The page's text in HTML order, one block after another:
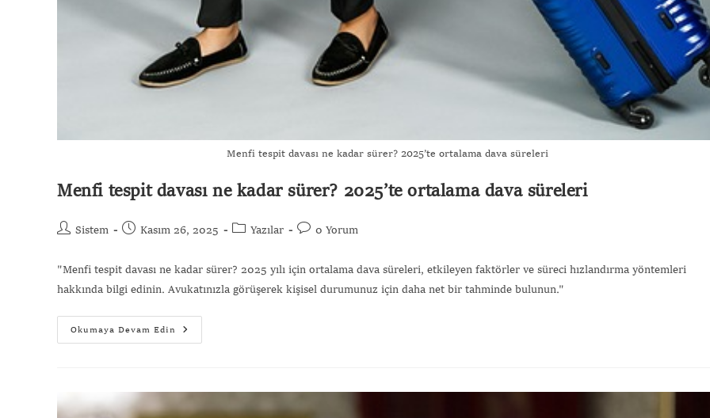
Menfi tespit davası ne kadar sürer? 2025’te ortalama dava süreleri
Menfi tespit davası ne kadar sürer? 2025’te ortalama dava süreleri
Sistem Kasım 26, 2025 Yazılar 0 Yorum
"Menfi tespit davası ne kadar sürer? 2025 yılı için ortalama dava süreleri, etkileyen faktörler ve süreci hızlandırma yöntemleri
hakkında bilgi edinin. Avukatınızla görüşerek kişisel durumunuz için daha net bir tahminde bulunun."
Okumaya Devam Edin